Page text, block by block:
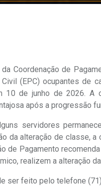
Coordenação de
(EPC) ocupantes de
10 de junho de 2026.
após a progressão
servidores
da alteração de classe,
de Pagamento
realizem a alteração
ser feito pelo telefone